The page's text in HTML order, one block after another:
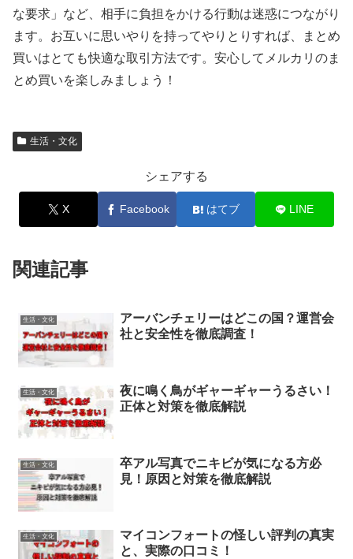
な要求」など、相手に負担をかける行動は迷惑につながり
ます。お互いに思いやりを持ってやりとりすれば、まとめ
買いはとても快適な取引方法です。安心してメルカリのま
とめ買いを楽しみましょう！
生活・文化
シェアする
X Facebook はてブ LINE
関連記事
生活・文化
アーバンチェリーはどこの国？運営会
社と安全性を徹底調査！
生活・文化
夜に鳴く鳥がギャーギャーうるさい！
正体と対策を徹底解説
生活・文化
卒アル写真でニキビが気になる方必
見！原因と対策を徹底解説
生活・文化
マイコンフォートの怪しい評判の真実
と、実際の口コミ！